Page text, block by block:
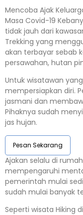
Mencoba Ajak
Masa Covid-19
tidak jauh dari
Trekking yang
akan terbayar sebab
persawahan, hutan
Untuk wisatawan
mempersiapkan diri.
jasmani dan
Pihaknya sudah
jas hujan.
Pesan Sekarang
Ajakan selalu di
mempengaruhi
pemerintah mulai
sudah mulai banyak
Seperti wisata Hiking di